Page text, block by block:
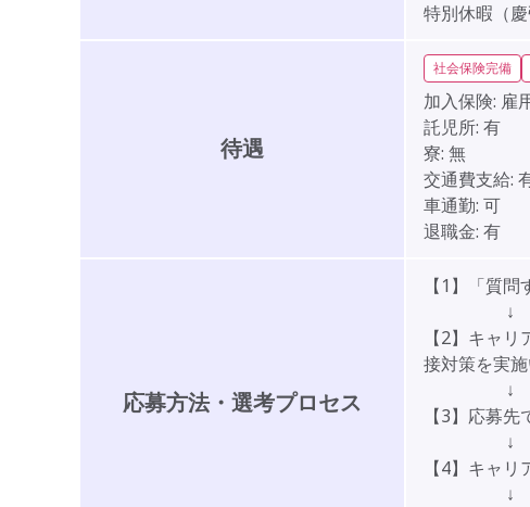
特別休暇（慶
待遇
社会保険完備
加入保険: 雇
託児所: 有
寮: 無
交通費支給:
車通勤: 可
退職金: 有
応募方法・選考プロセス
【1】「質
↓
【2】キャ
接対策を実施
↓
【3】応募
↓
【4】キャ
↓